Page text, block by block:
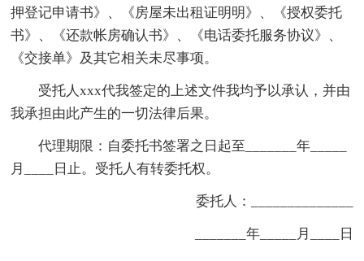
押登记申请书》、《房屋未出租证明明》、《授权委托
书》、《还款帐房确认书》、《电话委托服务协议》、
《交接单》及其它相关未尽事项。
受托人xxx代我签定的上述文件我均予以承认，并由
我承担由此产生的一切法律后果。
代理期限：自委托书签署之日起至_______年_____
月____日止。受托人有转委托权。
委托人：______________
_______年_____月____日